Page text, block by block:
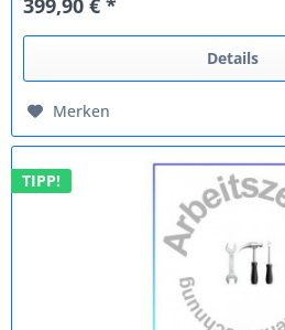
Details
Merken
TIPP!